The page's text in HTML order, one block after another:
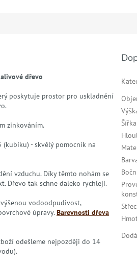
dřevo
poskytuje prostor pro uskladnění
zinkováním.
- skvělý pomocník na
vzduchu. Díky těmto nohám se
Dřevo tak schne daleko rychleji.
vodoodpudivost,
úpravy.Barevnosti dřeva
odešleme nejpozději do 14
Šířka